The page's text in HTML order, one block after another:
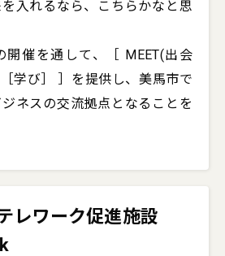
を入れるなら、こちらかなと思
開催を通して、［ MEET(出会
学び］ ］を提供し、美馬市で
ネスの交流拠点となることを
レワーク促進施設